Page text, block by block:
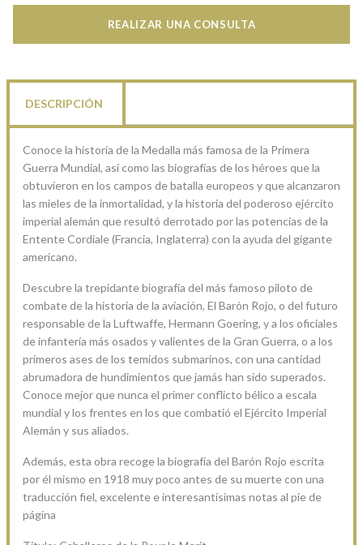
REALIZAR UNA CONSULTA
DESCRIPCIÓN
Conoce la historia de la Medalla más famosa de la Primera
Guerra Mundial, así como las biografías de los héroes que la
obtuvieron en los campos de batalla europeos y que alcanzaron
las mieles de la inmortalidad, y la historia del poderoso ejército
imperial alemán que resultó derrotado por las potencias de la
Entente Cordiale (Francia, Inglaterra) con la ayuda del gigante
americano.
Descubre la trepidante biografía del más famoso piloto de
combate de la historia de la aviación, El Barón Rojo, o del futuro
responsable de la Luftwaffe, Hermann Goering, y a los oficiales
de infantería más osados y valientes de la Gran Guerra, o a los
primeros ases de los temidos submarinos, con una cantidad
abrumadora de hundimientos que jamás han sido superados.
Conoce mejor que nunca el primer conflicto bélico a escala
mundial y los frentes en los que combatió el Ejército Imperial
Alemán y sus aliados.
Además, esta obra recoge la biografía del Barón Rojo escrita
por él mismo en 1918 muy poco antes de su muerte con una
traducción fiel, excelente e interesantísimas notas al pie de
página